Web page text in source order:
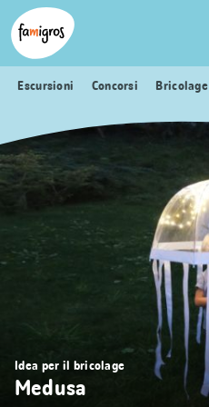
Navigazione
segnalibri
Header
Logo
Escursioni Concorsi Bricolage
Idea per il bricolage
Medusa